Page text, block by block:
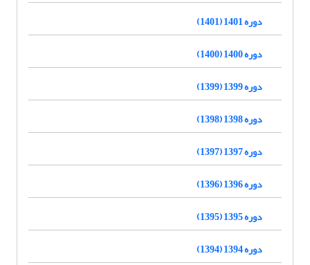
دوره 1401 (1401)
دوره 1400 (1400)
دوره 1399 (1399)
دوره 1398 (1398)
دوره 1397 (1397)
دوره 1396 (1396)
دوره 1395 (1395)
دوره 1394 (1394)